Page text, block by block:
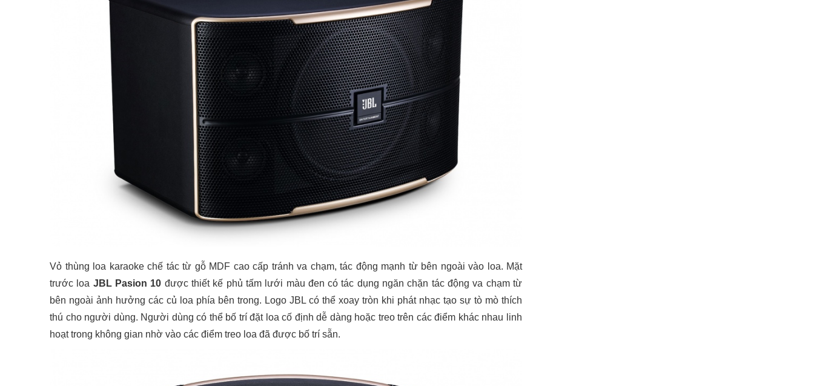
Vỏ thùng loa karaoke chế tác từ gỗ MDF cao cấp tránh va chạm, tác động mạnh từ bên ngoài vào loa. Mặt
trước loa JBL Pasion 10 được thiết kế phủ tấm lưới màu đen có tác dụng ngăn chặn tác động va chạm từ
bên ngoài ảnh hưởng các củ loa phía bên trong. Logo JBL có thể xoay tròn khi phát nhạc tạo sự tò mò thích
thú cho người dùng. Người dùng có thể bố trí đặt loa cố định dễ dàng hoặc treo trên các điểm khác nhau linh
hoạt trong không gian nhờ vào các điểm treo loa đã được bố trí sẵn.